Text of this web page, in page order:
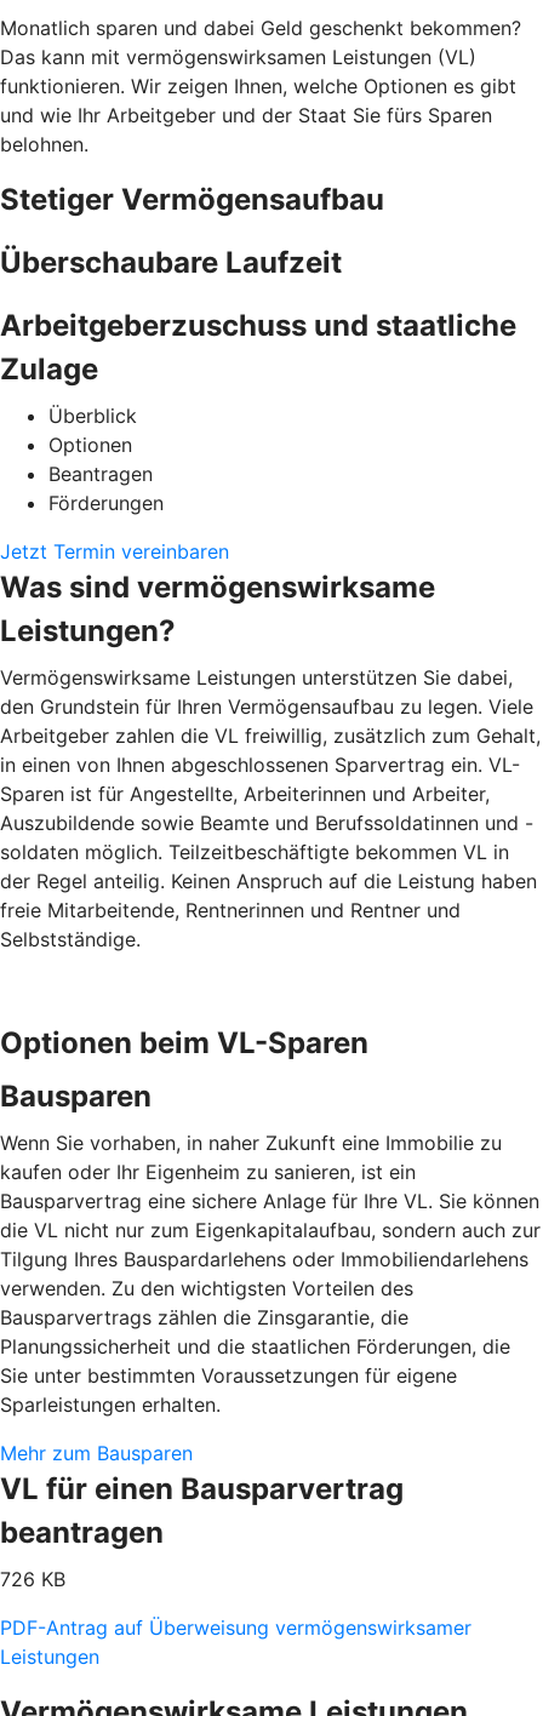
Monatlich sparen und dabei Geld geschenkt bekommen?
Das kann mit vermögenswirksamen Leistungen (VL)
funktionieren. Wir zeigen Ihnen, welche Optionen es gibt
und wie Ihr Arbeitgeber und der Staat Sie fürs Sparen
belohnen.
Stetiger Vermögensaufbau
Überschaubare Laufzeit
Arbeitgeberzuschuss und staatliche
Zulage
Überblick
Optionen
Beantragen
Förderungen
Jetzt Termin vereinbaren
Was sind vermögenswirksame
Leistungen?
Vermögenswirksame Leistungen unterstützen Sie dabei,
den Grundstein für Ihren Vermögensaufbau zu legen. Viele
Arbeitgeber zahlen die VL freiwillig, zusätzlich zum Gehalt,
in einen von Ihnen abgeschlossenen Sparvertrag ein. VL-
Sparen ist für Angestellte, Arbeiterinnen und Arbeiter,
Auszubildende sowie Beamte und Berufssoldatinnen und -
soldaten möglich. Teilzeitbeschäftigte bekommen VL in
der Regel anteilig. Keinen Anspruch auf die Leistung haben
freie Mitarbeitende, Rentnerinnen und Rentner und
Selbstständige.
Optionen beim VL-Sparen
Bausparen
Wenn Sie vorhaben, in naher Zukunft eine Immobilie zu
kaufen oder Ihr Eigenheim zu sanieren, ist ein
Bausparvertrag eine sichere Anlage für Ihre VL. Sie können
die VL nicht nur zum Eigenkapitalaufbau, sondern auch zur
Tilgung Ihres Bauspardarlehens oder Immobiliendarlehens
verwenden. Zu den wichtigsten Vorteilen des
Bausparvertrags zählen die Zinsgarantie, die
Planungssicherheit und die staatlichen Förderungen, die
Sie unter bestimmten Voraussetzungen für eigene
Sparleistungen erhalten.
Mehr zum Bausparen
VL für einen Bausparvertrag
beantragen
726 KB
PDF-Antrag auf Überweisung vermögenswirksamer
Leistungen